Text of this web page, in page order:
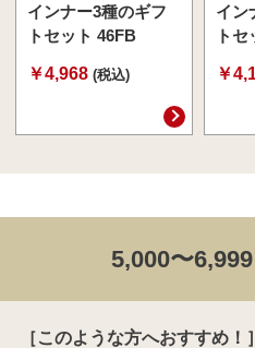
インナー3種のギフ
トセット 46FB
￥4,968 (税込)
イン
ト
￥
5,000〜
［このような方へおすすめ